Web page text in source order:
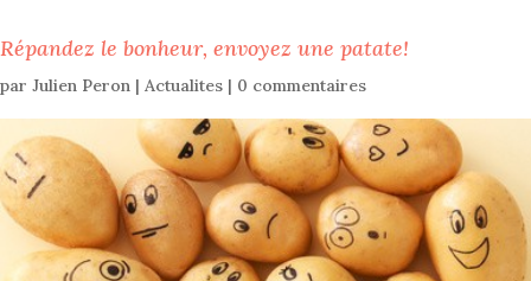
Répandez le bonheur, envoyez une patate!
par Julien Peron | Actualites | 0 commentaires